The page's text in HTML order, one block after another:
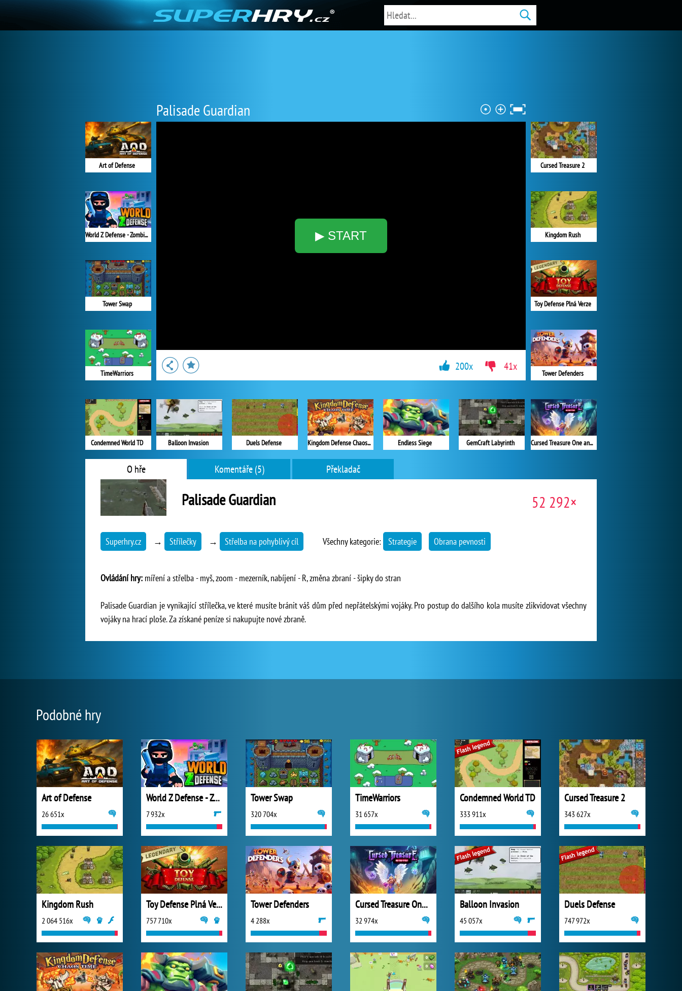
Palisade Guardian
▶ START
Art of Defense
World Z Defense - Zombie Defense
Tower Swap
TimeWarriors
Condemned World TD
Cursed Treasure 2
Kingdom Rush
Toy Defense Plná Verze
Tower Defenders
Cursed Treasure One and Half
Balloon Invasion Duels Defense Kingdom Defense Chaos Time Endless Siege GemCraft Labyrinth
200x 41x
O hře Komentáře (5) Překladač
Palisade Guardian 52 292×
Superhry.cz → Střílečky → Střelba na pohyblivý cíl Všechny kategorie: Strategie Obrana pevnosti
Ovládání hry: míření a střelba - myš, zoom - mezerník, nabíjení - R, změna zbraní - šipky do stran
Palisade Guardian je vynikající střílečka, ve které musíte bránit váš dům před nepřátelskými vojáky. Pro postup do dalšího kola musíte zlikvidovat všechny
vojáky na hrací ploše. Za získané peníze si nakupujte nové zbraně.
Podobné hry
Art of Defense
26 651x
World Z Defense - Zombie Defense
7 932x
Tower Swap
320 704x
TimeWarriors
31 657x
Condemned World TD
333 911x
Cursed Treasure 2
343 627x
Kingdom Rush
2 064 516x
Toy Defense Plná Verze
757 710x
Tower Defenders
4 288x
Cursed Treasure One and Half
32 974x
Balloon Invasion
45 057x
Duels Defense
747 972x